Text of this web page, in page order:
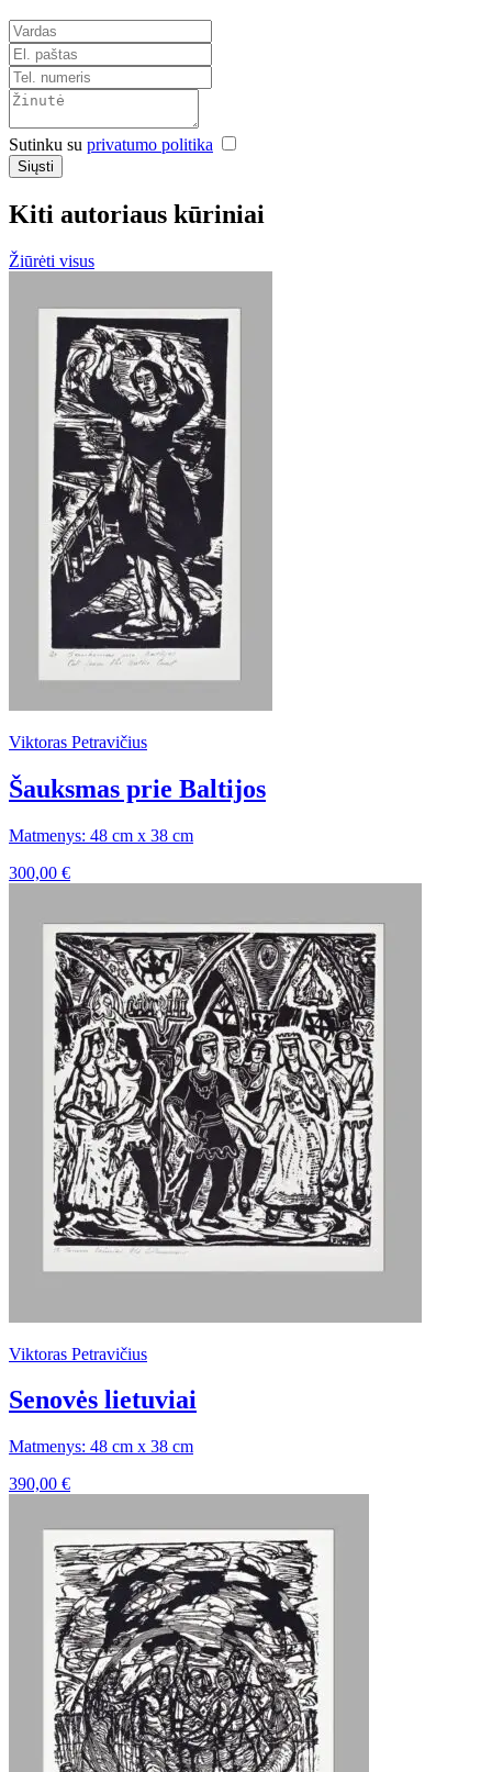
Sutinku su privatumo politika
Siųsti
Kiti autoriaus kūriniai
Žiūrėti visus
Viktoras Petravičius
Šauksmas prie Baltijos
Matmenys: 48 cm x 38 cm
300,00 €
Viktoras Petravičius
Senovės lietuviai
Matmenys: 48 cm x 38 cm
390,00 €